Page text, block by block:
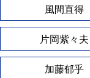
風間直得
片岡紫々夫
加藤郁乎